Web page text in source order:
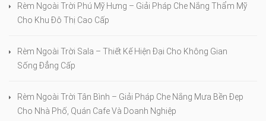
Rèm Ngoài Trời Phú Mỹ Hưng – Giải Pháp Che Nắng Thẩm Mỹ
Cho Khu Đô Thị Cao Cấp
Rèm Ngoài Trời Sala – Thiết Kế Hiện Đại Cho Không Gian
Sống Đẳng Cấp
Rèm Ngoài Trời Tân Bình – Giải Pháp Che Nắng Mưa Bền Đẹp
Cho Nhà Phố, Quán Cafe Và Doanh Nghiệp